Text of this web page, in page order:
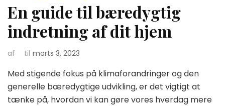
En guide til bæredygtig
indretning af dit hjem
af til marts 3, 2023
Med stigende fokus på klimaforandringer og den
generelle bæredygtige udvikling, er det vigtigt at
tænke på, hvordan vi kan gøre vores hverdag mere